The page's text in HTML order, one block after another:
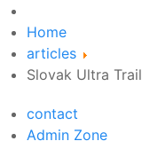
Home
articles
Slovak Ultra Trail
contact
Admin Zone